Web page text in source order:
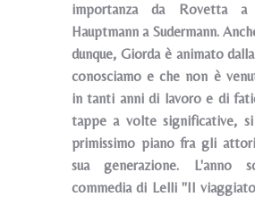
importanza da Rovetta a
Hauptmann a Sudermann.
dunque, Giorda è animato
conosciamo e che non è
in tanti anni di lavoro e di
tappe a volte significative,
primissimo piano fra gli
sua generazione. L'anno
commedia di Lelli "Il